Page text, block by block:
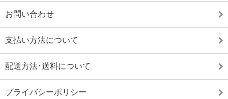
お問い合わせ
支払い方法について
配送方法･送料について
プライバシーポリシー